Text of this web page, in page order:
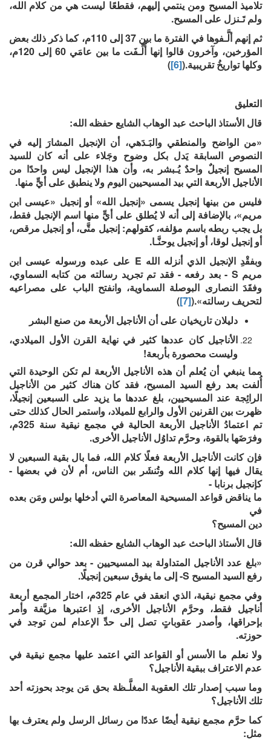
تلاميذ المسيح ومن ينتمي إليهم، فقطعًا ليست هي من كلام الله،
ولم تَـنزل على المسيح.
ثم إنهم ألَّـفوها في الفترة ما بين 37 إلى 110م، كما ذكر ذلك بعض
المؤرخين، وآخرون قالوا إنها أُلِّـفَت ما بين عامَي 60 إلى 120م،
وكلها تواريخُ تقريبية.([6]
)
التعليق
قال الأستاذ الباحث عبد الوهاب الشايع حفظه الله:
«من الواضح والمنطقي والبَـدَهي، أن الإنجيل المشارَ إليه في
النصوص السابقة يَدل بكل وضوح وجَلاء على أنه كان للسيد
المسيح إنجيلٌ واحدٌ يُـبشر به، وأن هذا الإنجيل ليس واحدًا من
الأناجيل الأربعة التي بيد المسيحيين اليوم ولا ينطبق على أيٍّ منها.
فليس من بينها إنجيل يسمى «إنجيل الله» أو إنجيل «عيسى ابن
مريم»، بالإضافة إلى أنه لا يُطلق على أيٍّ منها اسم الإنجيل فقط،
بل يجب ربطه باسم مؤلفه، كقولهم: إنجيل متَّى، أو إنجيل مرقص،
أو إنجيل لوقا، أو إنجيل يوحنَّـا.
وبفقْدِ الإنجيل الذي أنزله الله E على عبده ورسوله عيسى ابن
مريم S - بعد رفعه - فقد تم تجريد رسالته من كتابه السماوي،
وفقَدَ النصارى البوصلة السماوية، وانفتح الباب على مصراعيه
لتحريف رسالته».([7]
)
دليلان تاريخيان على أن الأناجيل الأربعة من صنع البشر
الأناجيل كان عددها كثير في نهاية القرن الأول الميلادي،
وليست محصورة بأربعة!
مما ينبغي أن يُعلم أن هذه الأناجيل الأربعة لم تكن الوحيدة التي
أُلفت بعد رفع السيد المسيح، فقد كان هناك كثير من الأناجيل
الرائِجة عند المسيحيين، بلغ عددها ما يزيد على السبعين إنجيلًا،
ظهرت بين القرنين الأول والرابع للميلاد، واستمر الحال كذلك حتى
تم اعتمادُ الأناجيل الأربعة الحالية في مجمع نيقية سنة 325م،
وفرَضَها بالقوة، وحرَّم تداوُل الأناجيل الأخرى.
فإن كانت الأناجيل الأربعة فعلًا كلام الله، فما بال بقية السبعين لا
يقال فيها إنها كلام الله وتُنشَر بين الناس، أم لأن في بعضها -
كإنجيل برنابا -
ما يناقض قواعد المسيحية المعاصرة التي أدخلها بولس ومَن بعده
في
دين المسيح؟
قال الأستاذ الباحث عبد الوهاب الشايع حفظه الله:
«بلغ عدد الأناجيل المتداولة بيد المسيحيين - بعد حوالي قرن من
رفع السيد المسيح S- إلى ما يفوق سبعين إنجيلًا.
وفي مجمع نيقية، الذي انعقد في عام 325م، اختار المجمع أربعة
أناجيل فقط، وحرَّم الأناجيل الأخرى، إذِ اعتبرها مزيَّفة وأمر
بإحراقها، وأصدر عقوباتٍ تصل إلى حدِّ الإعدام لمن توجد في
حوزته.
ولا نعلم ما الأسس أو القواعد التي اعتمد عليها مجمع نيقية في
عدم الاعتراف ببقية الأناجيل؟
وما سبب إصدار تلك العقوبة المغلَّـظة بحق مَن يوجد بحوزته أحد
تلك الأناجيل؟
كما حرَّم مجمع نيقية أيضًا عددًا من رسائل الرسل ولم يعترف بها
مثل: